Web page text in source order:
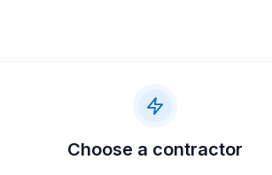
Choose a contractor